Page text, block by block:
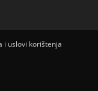
i uslovi korištenja